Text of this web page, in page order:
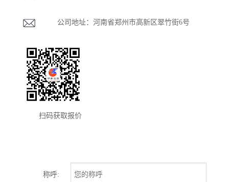
公司地址：河南省郑州市高新区翠竹街6号
扫码获取报价
称呼: